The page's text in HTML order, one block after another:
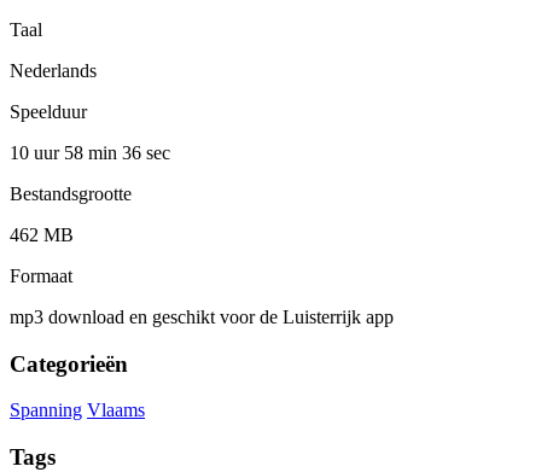
Taal
Nederlands
Speelduur
10 uur 58 min 36 sec
Bestandsgrootte
462 MB
Formaat
mp3 download en geschikt voor de Luisterrijk app
Categorieën
Spanning Vlaams
Tags